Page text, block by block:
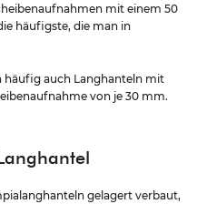
mit einem 50
häufigste, die man in
häufig auch Langhanteln mit
von je 30 mm.
gelagert verbaut,